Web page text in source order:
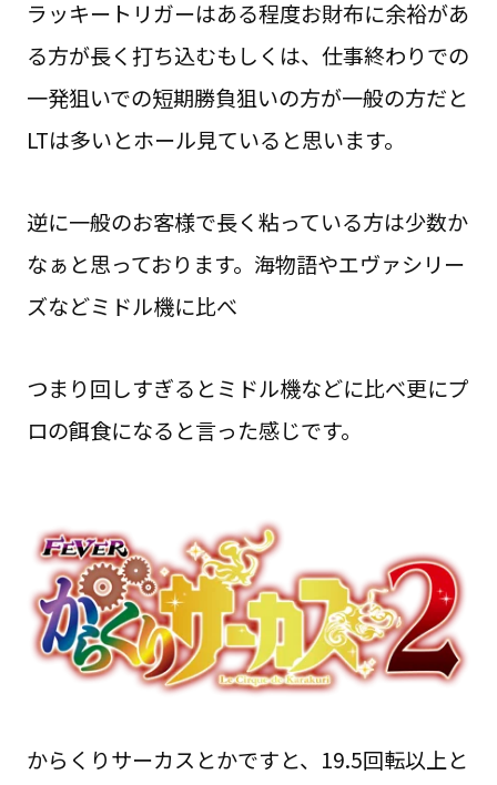
ラッキートリガーはある程度お財布に余裕があ
る方が長く打ち込むもしくは、仕事終わりでの
一発狙いでの短期勝負狙いの方が一般の方だと
LTは多いとホール見ていると思います。
逆に一般のお客様で長く粘っている方は少数か
なぁと思っております。海物語やエヴァシリー
ズなどミドル機に比べ
つまり回しすぎるとミドル機などに比べ更にプ
ロの餌食になると言った感じです。
からくりサーカスとかですと、19.5回転以上と